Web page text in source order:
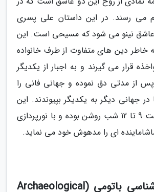
می رسند. در این داستان علی پسری
نینو می شود که مسیحی است. این
دین های متفاوت از طرف خانواده
قرار می گیرند و به اجبار از یکدیگر
از مدتی دق نموده و جهانی فانی را
جهانی دیگر به یکدیگر بپیوندند. این
مجسمه ها از ساعت 9 تا 12 شب روشن بوده و با نورپردازی
ای را مدهوش خود می نماید.
موزه باستان شناسی باتومی (Archaeological